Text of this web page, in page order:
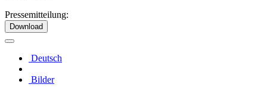
Pressemitteilung:
Download
Deutsch
Bilder